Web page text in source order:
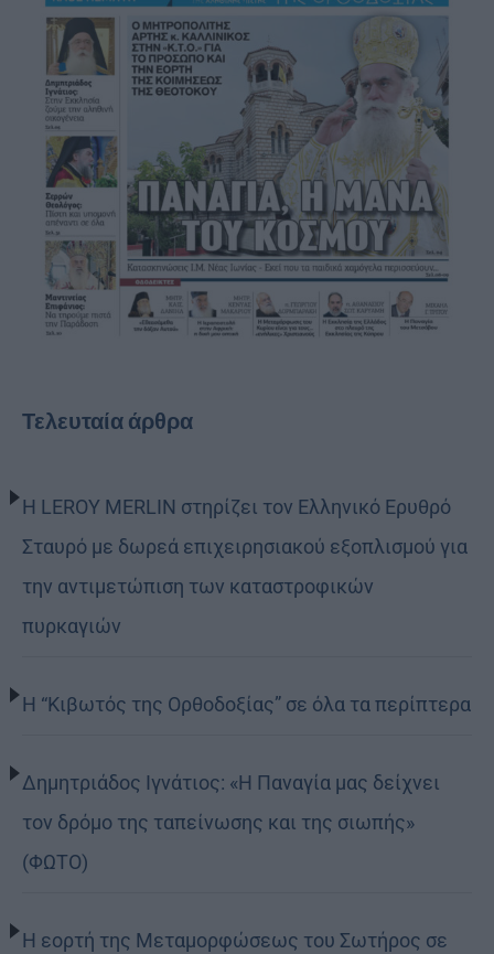
Τελευταία άρθρα
Η LEROY MERLIN στηρίζει τον Ελληνικό Ερυθρό
Σταυρό με δωρεά επιχειρησιακού εξοπλισμού για
την αντιμετώπιση των καταστροφικών
πυρκαγιών
Η “Κιβωτός της Ορθοδοξίας” σε όλα τα περίπτερα
Δημητριάδος Ιγνάτιος: «Η Παναγία μας δείχνει
τον δρόμο της ταπείνωσης και της σιωπής»
(ΦΩΤΟ)
Η εορτή της Μεταμορφώσεως του Σωτήρος σε